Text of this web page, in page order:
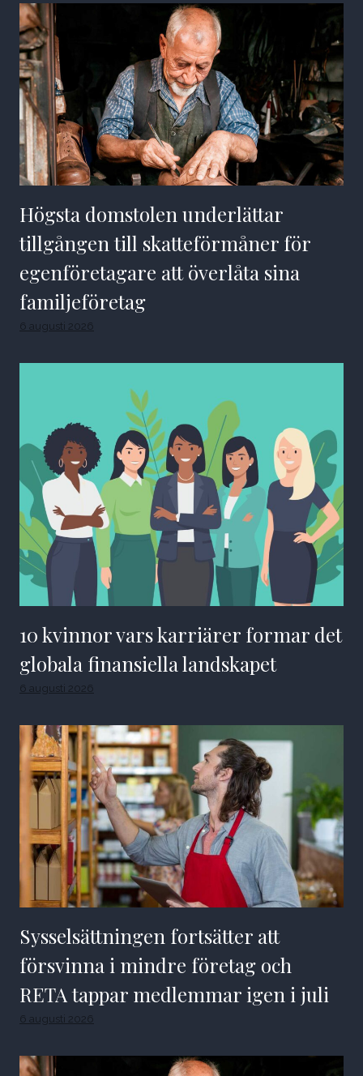
Högsta domstolen underlättar
tillgången till skatteförmåner för
egenföretagare att överlåta sina
familjeföretag
6 augusti 2026
10 kvinnor vars karriärer formar det
globala finansiella landskapet
6 augusti 2026
Sysselsättningen fortsätter att
försvinna i mindre företag och
RETA tappar medlemmar igen i juli
6 augusti 2026